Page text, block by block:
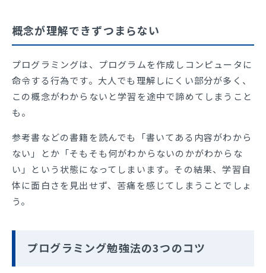
概念が理解できずつまらない
プログラミングは、プログラムを作成しコンピュータに
命令する行為です。大人でも理解しにくい部分が多く、
この概念がわからないと学習を途中で諦めてしまうこと
も。
参考書などの書籍を読んでも「書いてある内容がわから
ない」とか「そもそも何がわからないのかがわからな
い」という状態になってしまいます。その結果、学習自
体に面白さを見出せず、苦痛を感じてしまうことでしょ
う。
プログラミング勉強法の3つのコツ